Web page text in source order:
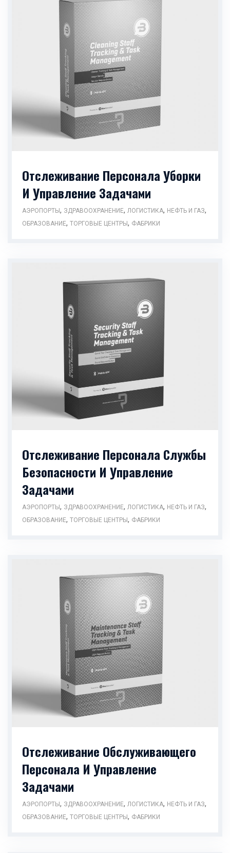
Отслеживание Персонала Уборки
И Управление Задачами
АЭРОПОРТЫ, ЗДРАВООХРАНЕНИЕ, ЛОГИСТИКА, НЕФТЬ И ГАЗ,
ОБРАЗОВАНИЕ, ТОРГОВЫЕ ЦЕНТРЫ, ФАБРИКИ
Отслеживание Персонала Службы
Безопасности И Управление
Задачами
АЭРОПОРТЫ , ЗДРАВООХРАНЕНИЕ, ЛОГИСТИКА, НЕФТЬ И ГАЗ,
ОБРАЗОВАНИЕ, ТОРГОВЫЕ ЦЕНТРЫ , ФАБРИКИ
Отслеживание Обслуживающего
Персонала И Управление
Задачами
АЭРОПОРТЫ , ЗДРАВООХРАНЕНИЕ, ЛОГИСТИКА, НЕФТЬ И ГАЗ,
ОБРАЗОВАНИЕ, ТОРГОВЫЕ ЦЕНТРЫ , ФАБРИКИ